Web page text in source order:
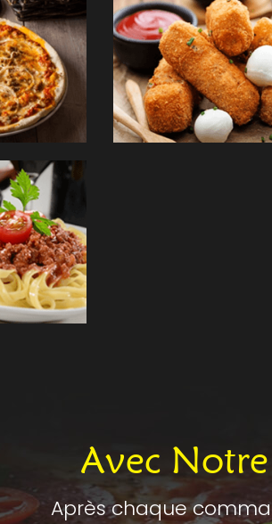
PÂTES
COMMANDER
Avec
Après chaque